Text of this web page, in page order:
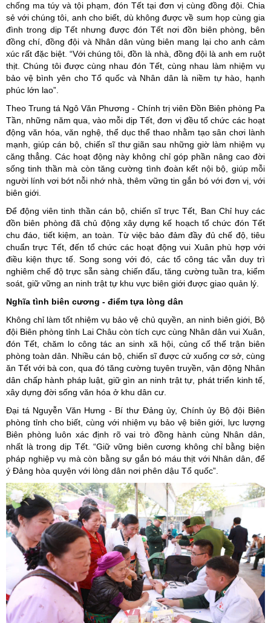
chống ma túy và tội phạm, đón Tết tại đơn vị cùng đồng đội. Chia
sẻ với chúng tôi, anh cho biết, dù không được về sum họp cùng gia
đình trong dịp Tết nhưng được đón Tết nơi đồn biên phòng, bên
đồng chí, đồng đội và Nhân dân vùng biên mang lại cho anh cảm
xúc rất đặc biệt. “Với chúng tôi, đồn là nhà, đồng đội là anh em ruột
thịt. Chúng tôi được cùng nhau đón Tết, cùng nhau làm nhiệm vụ
bảo vệ bình yên cho Tổ quốc và Nhân dân là niềm tự hào, hạnh
phúc lớn lao”.
Theo Trung tá Ngô Văn Phương - Chính trị viên Đồn Biên phòng Pa
Tần, những năm qua, vào mỗi dịp Tết, đơn vị đều tổ chức các hoạt
động văn hóa, văn nghệ, thể dục thể thao nhằm tạo sân chơi lành
mạnh, giúp cán bộ, chiến sĩ thư giãn sau những giờ làm nhiệm vụ
căng thẳng. Các hoạt động này không chỉ góp phần nâng cao đời
sống tinh thần mà còn tăng cường tình đoàn kết nội bộ, giúp mỗi
người lính vơi bớt nỗi nhớ nhà, thêm vững tin gắn bó với đơn vị, với
biên giới.
Để động viên tinh thần cán bộ, chiến sĩ trực Tết, Ban Chỉ huy các
đồn biên phòng đã chủ động xây dựng kế hoạch tổ chức đón Tết
chu đáo, tiết kiệm, an toàn. Từ việc bảo đảm đầy đủ chế độ, tiêu
chuẩn trực Tết, đến tổ chức các hoạt động vui Xuân phù hợp với
điều kiện thực tế. Song song với đó, các tổ công tác vẫn duy trì
nghiêm chế độ trực sẵn sàng chiến đấu, tăng cường tuần tra, kiểm
soát, giữ vững an ninh trật tự khu vực biên giới được giao quản lý.
Nghĩa tình biên cương - điểm tựa lòng dân
Không chỉ làm tốt nhiệm vụ bảo vệ chủ quyền, an ninh biên giới, Bộ
đội Biên phòng tỉnh Lai Châu còn tích cực cùng Nhân dân vui Xuân,
đón Tết, chăm lo công tác an sinh xã hội, củng cố thế trận biên
phòng toàn dân. Nhiều cán bộ, chiến sĩ được cử xuống cơ sở, cùng
ăn Tết với bà con, qua đó tăng cường tuyên truyền, vận động Nhân
dân chấp hành pháp luật, giữ gìn an ninh trật tự, phát triển kinh tế,
xây dựng đời sống văn hóa ở khu dân cư.
Đại tá Nguyễn Văn Hưng - Bí thư Đảng ủy, Chính ủy Bộ đội Biên
phòng tỉnh cho biết, cùng với nhiệm vụ bảo vệ biên giới, lực lượng
Biên phòng luôn xác định rõ vai trò đồng hành cùng Nhân dân,
nhất là trong dịp Tết. “Giữ vững biên cương không chỉ bằng biện
pháp nghiệp vụ mà còn bằng sự gắn bó máu thịt với Nhân dân, để
ý Đảng hòa quyện với lòng dân nơi phên dậu Tổ quốc”.